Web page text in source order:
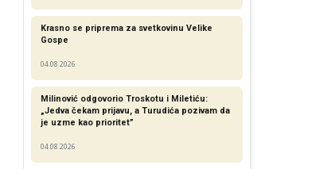
Krasno se priprema za svetkovinu Velike
Gospe
04.08.2026
Milinović odgovorio Troskotu i Miletiću:
„Jedva čekam prijavu, a Turudića pozivam da
je uzme kao prioritet”
04.08.2026